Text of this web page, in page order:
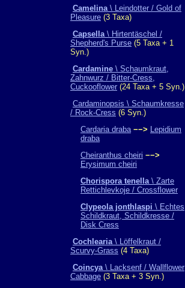
Camelina\ Leindotter / Gold of
Pleasure (3 Taxa)
Capsella\ Hirtentäschel /
Shepherd's Purse (5 Taxa + 1
Syn.)
Cardamine \ Schaumkraut,
Zahnwurz / Bitter-Cress,
Cuckooflower (24 Taxa + 5 Syn.)
Cardaminopsis \ Schaumkresse
/ Rock-Cress (6 Syn.)
Cardaria draba −−> Lepidium
draba
Cheiranthus cheiri −−>
Erysimum cheiri
Chorispora tenella\ Zarte
Rettichlevkoje / Crossflower
Clypeola jonthlaspi \ Echtes
Schildkraut, Schildkresse /
Disk Cress
Cochlearia\ Löffelkraut /
Scurvy-Grass (4 Taxa)
Coincya\ Lacksenf / Wallflower
Cabbage (3 Taxa + 3 Syn.)